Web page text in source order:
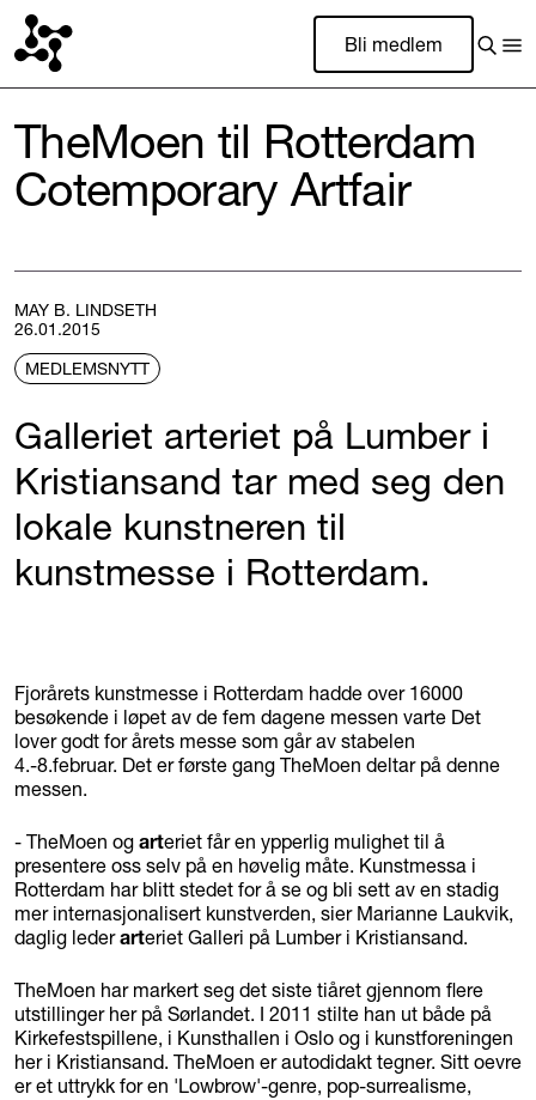
Bli medlem
TheMoen til Rotterdam
Cotemporary Artfair
MAY B. LINDSETH
26.01.2015
MEDLEMSNYTT
Galleriet arteriet på Lumber i
Kristiansand tar med seg den
lokale kunstneren til
kunstmesse i Rotterdam.
Fjorårets kunstmesse i Rotterdam hadde over 16000
besøkende i løpet av de fem dagene messen varte Det
lover godt for årets messe som går av stabelen
4.-8.februar. Det er første gang TheMoen deltar på denne
messen.
- TheMoen og arteriet får en ypperlig mulighet til å
presentere oss selv på en høvelig måte. Kunstmessa i
Rotterdam har blitt stedet for å se og bli sett av en stadig
mer internasjonalisert kunstverden, sier Marianne Laukvik,
daglig lederarteriet Galleri på Lumber i Kristiansand.
TheMoen har markert seg det siste tiåret gjennom flere
utstillinger her på Sørlandet. I 2011 stilte han ut både på
Kirkefestspillene, i Kunsthallen i Oslo og i kunstforeningen
her i Kristiansand. TheMoen er autodidakt tegner. Sitt oevre
er et uttrykk for en 'Lowbrow'-genre, pop-surrealisme,